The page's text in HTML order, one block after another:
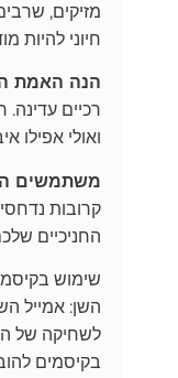
מזיקים,
חיוני להיות
הנה האמת
רכיים עדינה.
ואולי אפילו
משתמשים
קרובות
החניכיים
השן: אמייל
בקיסמים